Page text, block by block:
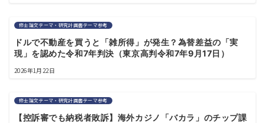
修士論文テーマ・研究計画書テーマ参考
ドルで不動産を買うと「雑所得」が発生？為替差益の「実
現」を認めた令和7年判決（東京高判令和7年9月17日）
2026年1月22日
修士論文テーマ・研究計画書テーマ参考
【控訴審でも納税者敗訴】海外カジノ「バカラ」のチップ課